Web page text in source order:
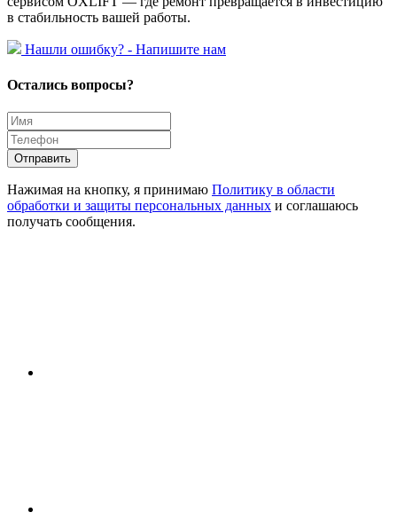
в стабильность вашей работы.
Hашли ошибку? - Напишите нам
Остались вопросы?
Отправить
Нажимая на кнопку, я принимаю Политику в области
обработки и защиты персональных данных и соглашаюсь
получать сообщения.